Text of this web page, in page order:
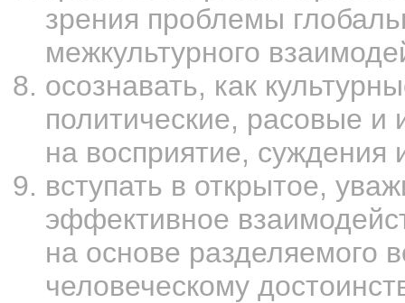
зрения проблемы
межкультурного
осознавать, как
политические, расовые
на восприятие, суждения
вступать в открытое,
эффективное
на основе разделяемого
человеческому